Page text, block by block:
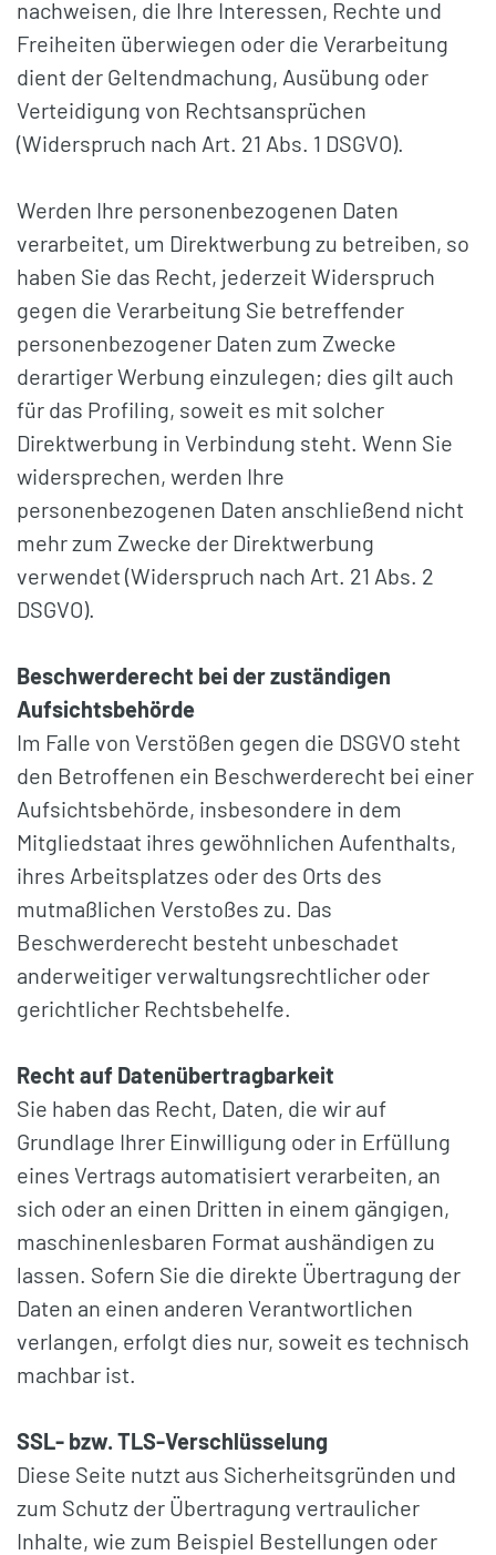
nachweisen, die Ihre Interessen, Rechte und
Freiheiten überwiegen oder die Verarbeitung
dient der Geltendmachung, Ausübung oder
Verteidigung von Rechtsansprüchen
(Widerspruch nach Art. 21 Abs. 1 DSGVO).
Werden Ihre personenbezogenen Daten
verarbeitet, um Direktwerbung zu betreiben, so
haben Sie das Recht, jederzeit Widerspruch
gegen die Verarbeitung Sie betreffender
personenbezogener Daten zum Zwecke
derartiger Werbung einzulegen; dies gilt auch
für das Profiling, soweit es mit solcher
Direktwerbung in Verbindung steht. Wenn Sie
widersprechen, werden Ihre
personenbezogenen Daten anschließend nicht
mehr zum Zwecke der Direktwerbung
verwendet (Widerspruch nach Art. 21 Abs. 2
DSGVO).
Beschwerderecht bei der zuständigen
Aufsichtsbehörde
Im Falle von Verstößen gegen die DSGVO steht
den Betroffenen ein Beschwerderecht bei einer
Aufsichtsbehörde, insbesondere in dem
Mitgliedstaat ihres gewöhnlichen Aufenthalts,
ihres Arbeitsplatzes oder des Orts des
mutmaßlichen Verstoßes zu. Das
Beschwerderecht besteht unbeschadet
anderweitiger verwaltungsrechtlicher oder
gerichtlicher Rechtsbehelfe.
Recht auf Datenübertragbarkeit
Sie haben das Recht, Daten, die wir auf
Grundlage Ihrer Einwilligung oder in Erfüllung
eines Vertrags automatisiert verarbeiten, an
sich oder an einen Dritten in einem gängigen,
maschinenlesbaren Format aushändigen zu
lassen. Sofern Sie die direkte Übertragung der
Daten an einen anderen Verantwortlichen
verlangen, erfolgt dies nur, soweit es technisch
machbar ist.
SSL- bzw. TLS-Verschlüsselung
Diese Seite nutzt aus Sicherheitsgründen und
zum Schutz der Übertragung vertraulicher
Inhalte, wie zum Beispiel Bestellungen oder